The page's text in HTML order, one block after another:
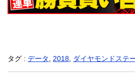
タグ : データ 2018 ダイヤモンドステ